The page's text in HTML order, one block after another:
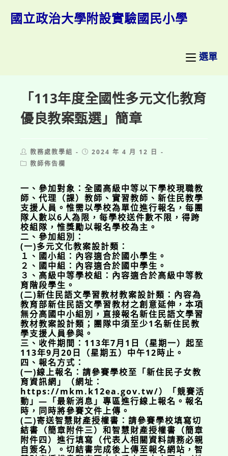
國立政治大學附設實驗國民小學
選單
「113年度全國性多元文化教育
優良教案甄選」簡章
Post
author:
教務處教學組
Post2024 年 4 月 12 日
Post教師佈告欄
一、參加對象：全國高級中等以下學校現職教
師、代理（課）教師、實習教師、新住民教學
支援人員。惟需以學校為單位進行報名，每團
隊人數以6人為限，每學校送件數不限，得跨
校組隊，惟獎勵以報名學校為主。
二、參加組別：
(一)多元文化教案設計類：
１、國小組：內容適合於國小學生。
２、國中組：內容適合於國中學生。
３、高級中等學校組：內容適合於高級中等教
育階段學生。
(二)新住民語文學習教材教案設計類：內容為
教育部新住民語文學習教材之創意延伸，本項
無分高國中小組別，直接報名新住民語文學習
教材教案設計類；團隊中須至少1名新住民教
學支援人員參與。
三、收件期間：113年7月1日（星期一）起至
113年9月20日（星期五）中午12時止。
四、報名方式：
(一)線上報名：請參賽學校至「新住民子女教
育資訊網」（網址：
https://mkm.k12ea.gov.tw/）「競賽活
動」—「最新消息」專區進行線上報名。報名
時，同時將參賽文件上傳。
(二)寄送智慧財產授權書：請參賽學校填寫切
結書（簡章附件三）和智慧財產授權書（簡章
附件四）進行填寫（代表人相關資料請務必親
自簽名）。切結書完成後上傳至報名網站，智